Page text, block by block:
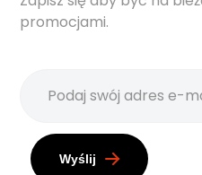
promocjami.
Wyślij